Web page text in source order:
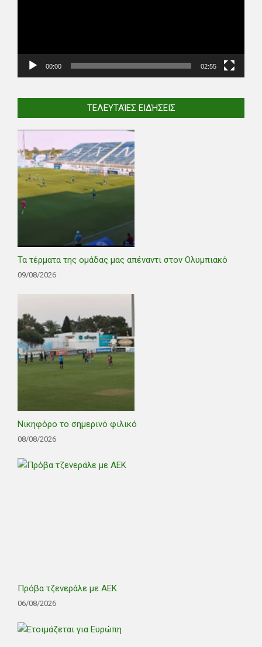
00:00 02:55
ΤΕΛΕΥΤΑΊΕΣ ΕΙΔΉΣΕΙΣ
Τα τέρματα της ομάδας μας απέναντι στον Ολυμπιακό
09/08/2026
Νικηφόρο το σημερινό φιλικό
08/08/2026
Πρόβα τζενεράλε με ΑΕΚ
06/08/2026